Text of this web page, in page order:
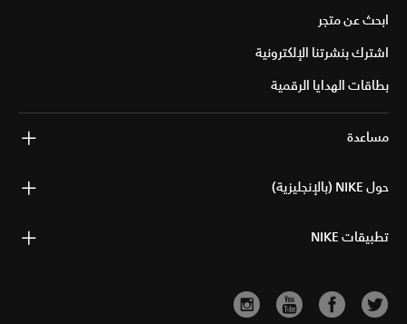
ابحث عن متجر
اشترك بنشرتنا الإلكترونية
بطاقات الهدايا الرقمية
مساعدة
حول NIKE (بالإنجليزية)
تطبيقات NIKE